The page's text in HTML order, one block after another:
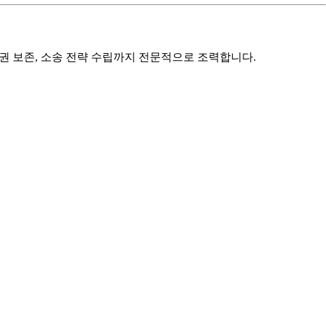
보존, 소송 전략 수립까지 전문적으로 조력합니다.